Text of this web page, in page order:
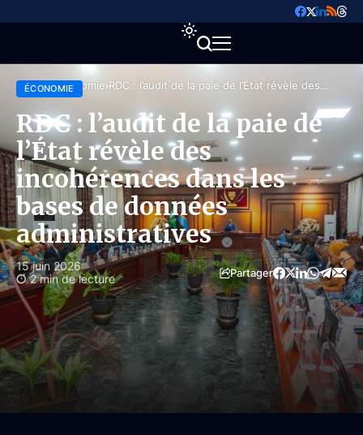
Accueil Économie RDC : l’audit de la paie de l’État révèle des
ÉCONOMIE
RDC : l’audit de la paie de
l’État révèle des
incohérences dans les
bases de données
administratives
15 juin 2026
2 min de lecture
Partager